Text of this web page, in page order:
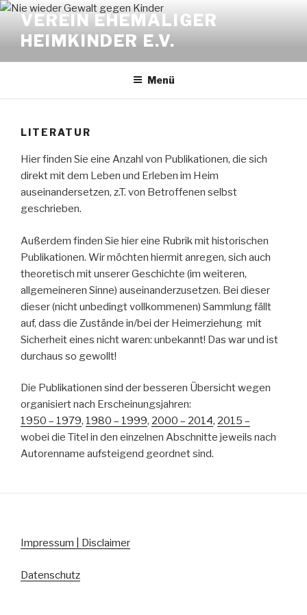
Zum
Inhalt
springen
VEREIN EHEMALIGER
HEIMKINDER E.V.
Menü
LITERATUR
Hier finden Sie eine Anzahl von Publikationen, die sich
direkt mit dem Leben und Erleben im Heim
auseinandersetzen, z.T. von Betroffenen selbst
geschrieben.
Außerdem finden Sie hier eine Rubrik mit historischen
Publikationen. Wir möchten hiermit anregen, sich auch
theoretisch mit unserer Geschichte (im weiteren,
allgemeineren Sinne) auseinanderzusetzen. Bei dieser
dieser (nicht unbedingt vollkommenen) Sammlung fällt
auf, dass die Zustände in/bei der Heimerziehung mit
Sicherheit eines nicht waren: unbekannt! Das war und ist
durchaus so gewollt!
Die Publikationen sind der besseren Übersicht wegen
organisiert nach Erscheinungsjahren:
1950 – 1979, 1980 – 1999, 2000 – 2014, 2015 –
wobei die Titel in den einzelnen Abschnitte jeweils nach
Autorenname aufsteigend geordnet sind.
Impressum | Disclaimer
Datenschutz